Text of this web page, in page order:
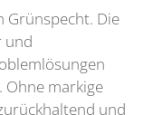
Grünspecht. Die
und
Ohne markige
und